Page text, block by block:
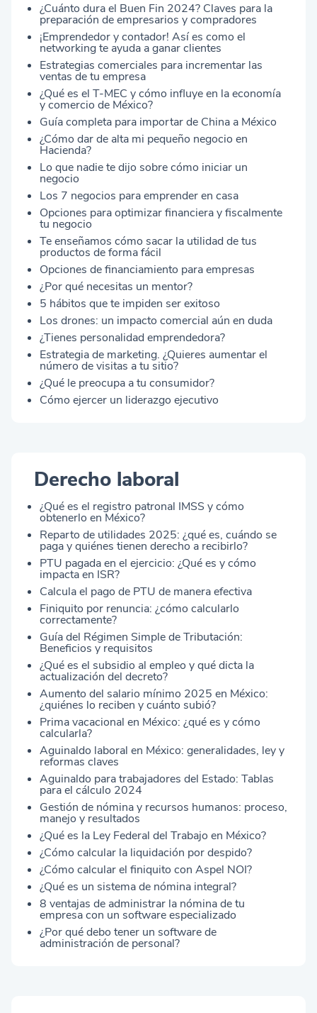
¿Cuánto dura el Buen Fin 2024? Claves para la
preparación de empresarios y compradores
¡Emprendedor y contador! Así es como el
networking te ayuda a ganar clientes
Estrategias comerciales para incrementar las
ventas de tu empresa
¿Qué es el T-MEC y cómo influye en la economía
y comercio de México?
Guía completa para importar de China a México
¿Cómo dar de alta mi pequeño negocio en
Hacienda?
Lo que nadie te dijo sobre cómo iniciar un
negocio
Los 7 negocios para emprender en casa
Opciones para optimizar financiera y fiscalmente
tu negocio
Te enseñamos cómo sacar la utilidad de tus
productos de forma fácil
Opciones de financiamiento para empresas
¿Por qué necesitas un mentor?
5 hábitos que te impiden ser exitoso
Los drones: un impacto comercial aún en duda
¿Tienes personalidad emprendedora?
Estrategia de marketing. ¿Quieres aumentar el
número de visitas a tu sitio?
¿Qué le preocupa a tu consumidor?
Cómo ejercer un liderazgo ejecutivo
Derecho laboral
¿Qué es el registro patronal IMSS y cómo
obtenerlo en México?
Reparto de utilidades 2025: ¿qué es, cuándo se
paga y quiénes tienen derecho a recibirlo?
PTU pagada en el ejercicio: ¿Qué es y cómo
impacta en ISR?
Calcula el pago de PTU de manera efectiva
Finiquito por renuncia: ¿cómo calcularlo
correctamente?
Guía del Régimen Simple de Tributación:
Beneficios y requisitos
¿Qué es el subsidio al empleo y qué dicta la
actualización del decreto?
Aumento del salario mínimo 2025 en México:
¿quiénes lo reciben y cuánto subió?
Prima vacacional en México: ¿qué es y cómo
calcularla?
Aguinaldo laboral en México: generalidades, ley y
reformas claves
Aguinaldo para trabajadores del Estado: Tablas
para el cálculo 2024
Gestión de nómina y recursos humanos: proceso,
manejo y resultados
¿Qué es la Ley Federal del Trabajo en México?
¿Cómo calcular la liquidación por despido?
¿Cómo calcular el finiquito con Aspel NOI?
¿Qué es un sistema de nómina integral?
8 ventajas de administrar la nómina de tu
empresa con un software especializado
¿Por qué debo tener un software de
administración de personal?